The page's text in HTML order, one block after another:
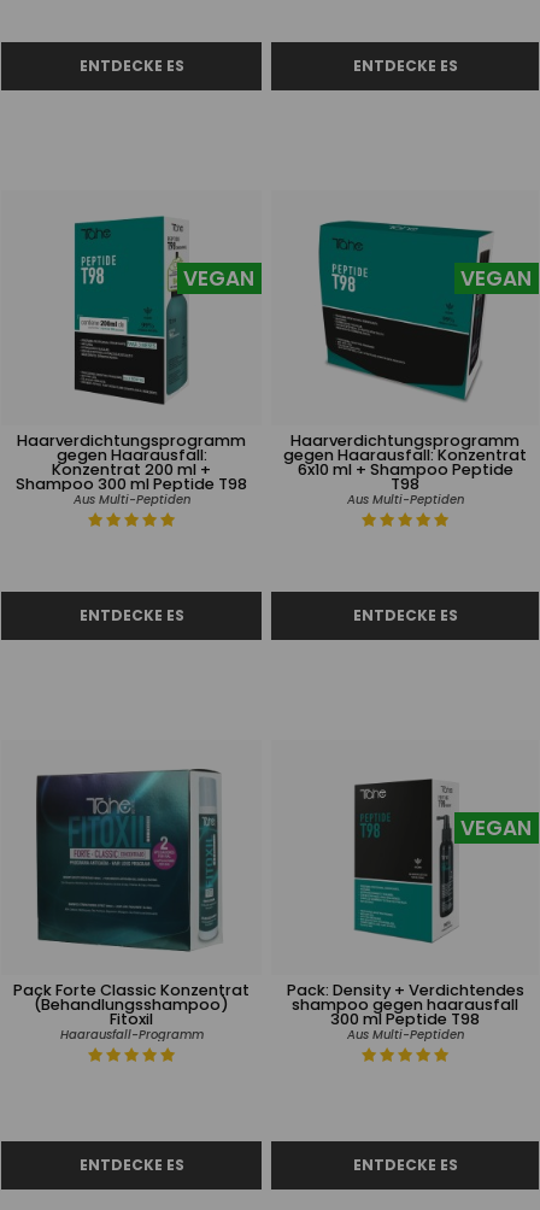
Haarverdichtungsprogramm
gegen Haarausfall:
Konzentrat 200 ml +
Shampoo 300 ml Peptide T98
Aus Multi-Peptiden
VEGAN
Haarverdichtungsprogramm
gegen Haarausfall: Konzentrat
6x10 ml + Shampoo Peptide
T98
Aus Multi-Peptiden
VEGAN
Pack Forte Classic Konzentrat
(Behandlungsshampoo)
Fitoxil
Haarausfall-Programm
Pack: Density + Verdichtendes
shampoo gegen haarausfall
300 ml Peptide T98
Aus Multi-Peptiden
VEGAN